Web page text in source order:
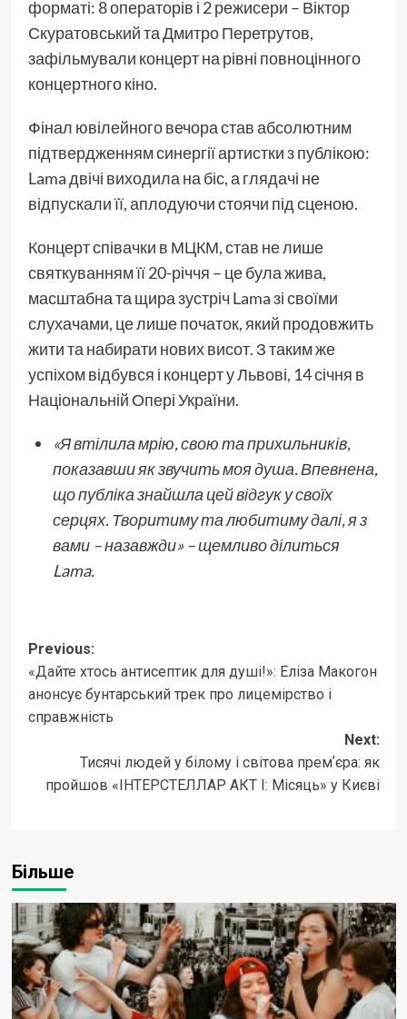
форматі: 8 операторів і 2 режисери – Віктор
Скуратовський та Дмитро Перетрутов,
зафільмували концерт на рівні повноцінного
концертного кіно.
Фінал ювілейного вечора став абсолютним
підтвердженням синергії артистки з публікою:
Lama двічі виходила на біс, а глядачі не
відпускали її, аплодуючи стоячи під сценою.
Концерт співачки в МЦКМ, став не лише
святкуванням її 20-річчя – це була жива,
масштабна та щира зустріч Lama зі своїми
слухачами, це лише початок, який продовжить
жити та набирати нових висот. З таким же
успіхом відбувся і концерт у Львові, 14 січня в
Національній Опері України.
«Я втілила мрію, свою та прихильників,
показавши як звучить моя душа. Впевнена,
що публіка знайшла цей відгук у своїх
серцях. Творитиму та любитиму далі, я з
вами – назавжди» – щемливо ділиться
Lama.
Post
navigation
Previous:
«Дайте хтось антисептик для душі!»: Еліза Макогон
анонсує бунтарський трек про лицемірство і
справжність
Next:
Тисячі людей у білому і світова премʼєра: як
пройшов «ІНТЕРСТЕЛЛАР АКТ І: Місяць» у Києві
Більше